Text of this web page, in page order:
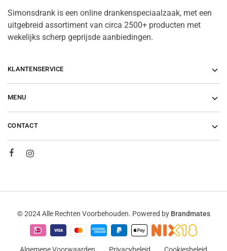
Simonsdrank is een online drankenspeciaalzaak, met een
uitgebreid assortiment van circa 2500+ producten met
wekelijks scherp geprijsde aanbiedingen.
KLANTENSERVICE
MENU
CONTACT
© 2024 Alle Rechten Voorbehouden. Powered by Brandmates
Algemene Voorwaarden Privacybeleid Cookiesbeleid